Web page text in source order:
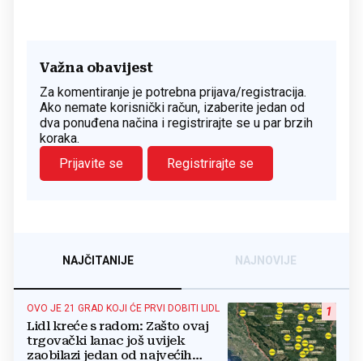
Važna obavijest
Za komentiranje je potrebna prijava/registracija.
Ako nemate korisnički račun, izaberite jedan od
dva ponuđena načina i registrirajte se u par brzih
koraka.
Prijavite se
Registrirajte se
NAJČITANIJE NAJNOVIJE
1
OVO JE 21 GRAD KOJI ĆE PRVI DOBITI LIDL
Lidl kreće s radom: Zašto ovaj
trgovački lanac još uvijek
zaobilazi jedan od najvećih